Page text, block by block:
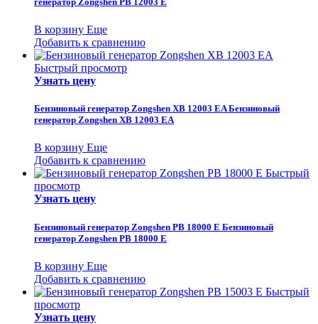
В корзину Еще
Добавить к сравнению
Быстрый просмотр
Узнать цену
Бензиновый генератор Zongshen XB 12003 EA Бензиновый
генератор Zongshen XB 12003 EA
В корзину Еще
Добавить к сравнению
Быстрый
просмотр
Узнать цену
Бензиновый генератор Zongshen PB 18000 E Бензиновый
генератор Zongshen PB 18000 E
В корзину Еще
Добавить к сравнению
Быстрый
просмотр
Узнать цену